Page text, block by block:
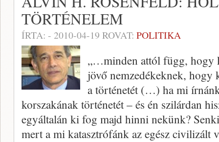
TÖRTÉNELEM
ÍRTA: - 2010-04-19 ROVAT: POLITIKA
„…minden attól függ, hogy
jövő nemzedékeknek, hogy
a történetét (…) ha mi
korszakának történetét – és én szilárdan
egyáltalán ki fog majd hinni nekünk?
mert a mi katasztrófánk az egész